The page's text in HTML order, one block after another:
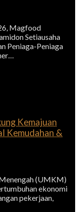
Magfood
Setiausaha
Peniaga-Peniaga
Kemajuan
Kemudahan &
(UMKM)
ekonomi
pekerjaan,